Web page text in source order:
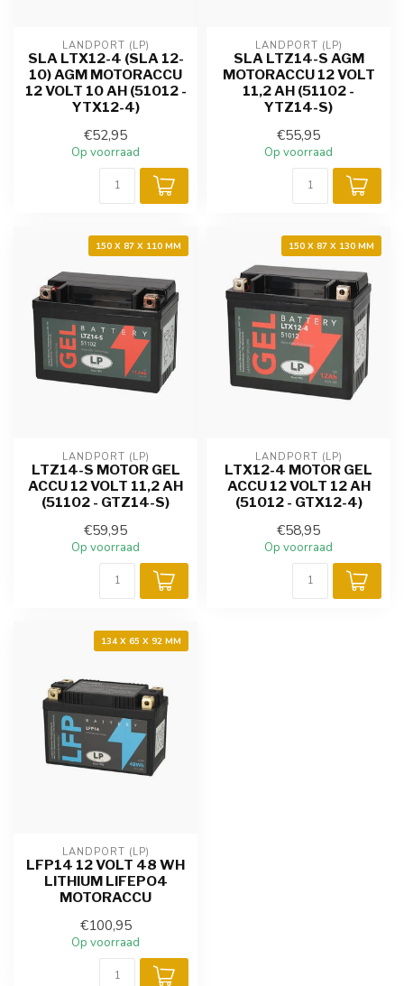
LANDPORT (LP)
SLA LTX12-4 (SLA 12-
10) AGM MOTORACCU
12 VOLT 10 AH (51012 -
YTX12-4)
€52,95
Op voorraad
LANDPORT (LP)
SLA LTZ14-S AGM
MOTORACCU 12 VOLT
11,2 AH (51102 -
YTZ14-S)
€55,95
Op voorraad
150 X 87 X 110 MM
LANDPORT (LP)
LTZ14-S MOTOR GEL
ACCU 12 VOLT 11,2 AH
(51102 - GTZ14-S)
€59,95
Op voorraad
150 X 87 X 130 MM
LANDPORT (LP)
LTX12-4 MOTOR GEL
ACCU 12 VOLT 12 AH
(51012 - GTX12-4)
€58,95
Op voorraad
134 X 65 X 92 MM
LANDPORT (LP)
LFP14 12 VOLT 48 WH
LITHIUM LIFEPO4
MOTORACCU
€100,95
Op voorraad